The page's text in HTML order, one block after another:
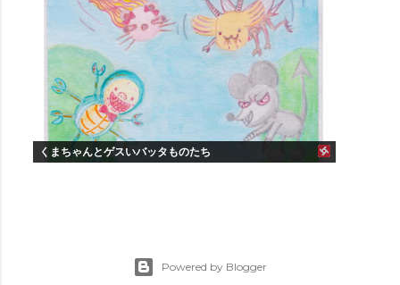
くまちゃんとゲスいバッタものたち
Powered by Blogger